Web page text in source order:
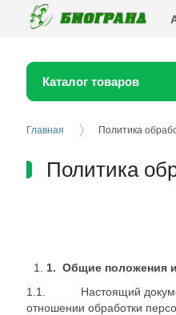
Каталог товаров
Главная Политика
Политика
1. Общие положения
1.1. Настоящий документ
отношении обработки